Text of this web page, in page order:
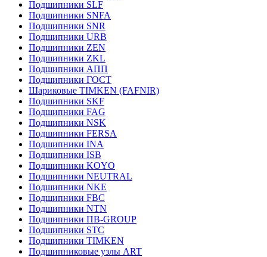
Подшипники SLF
Подшипники SNFA
Подшипники SNR
Подшипники URB
Подшипники ZEN
Подшипники ZKL
Подшипники АПП
Подшипники ГОСТ
Шариковые ТІMKEN (FAFNIR)
Подшипники SKF
Подшипники FAG
Подшипники NSK
Подшипники FERSA
Подшипники INA
Подшипники ISB
Подшипники KOYO
Подшипники NEUTRAL
Подшипники NKE
Подшипники FBC
Подшипники NTN
Подшипники ПВ-GROUP
Подшипники STC
Подшипники TIMKEN
Подшипниковые узлы ART